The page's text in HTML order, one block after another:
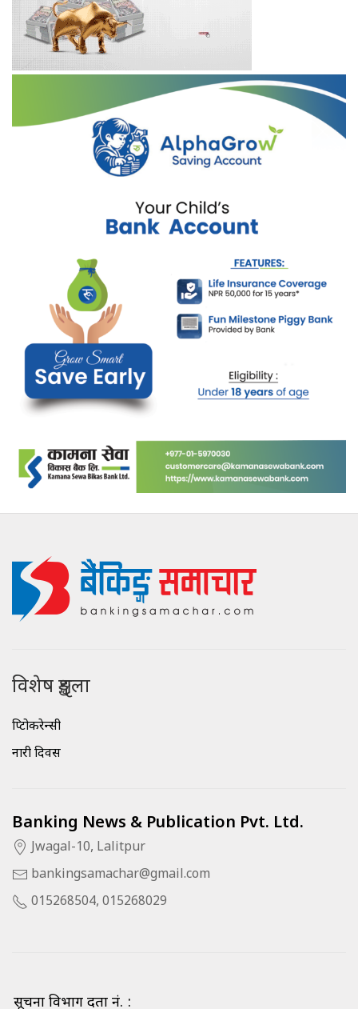
विशेष शृङ्खला
क्रिप्टोकरेन्सी
नारी दिवस
Banking News & Publication Pvt. Ltd.
Jwagal-10, Lalitpur
bankingsamachar@gmail.com
015268504, 015268029
सूचना विभाग दर्ता नं. :